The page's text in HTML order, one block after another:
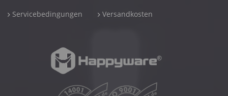
Servicebedingungen Versandkosten